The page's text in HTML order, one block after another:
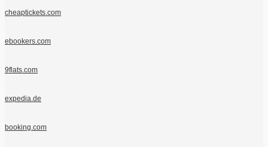
cheaptickets.com
ebookers.com
9flats.com
expedia.de
booking.com